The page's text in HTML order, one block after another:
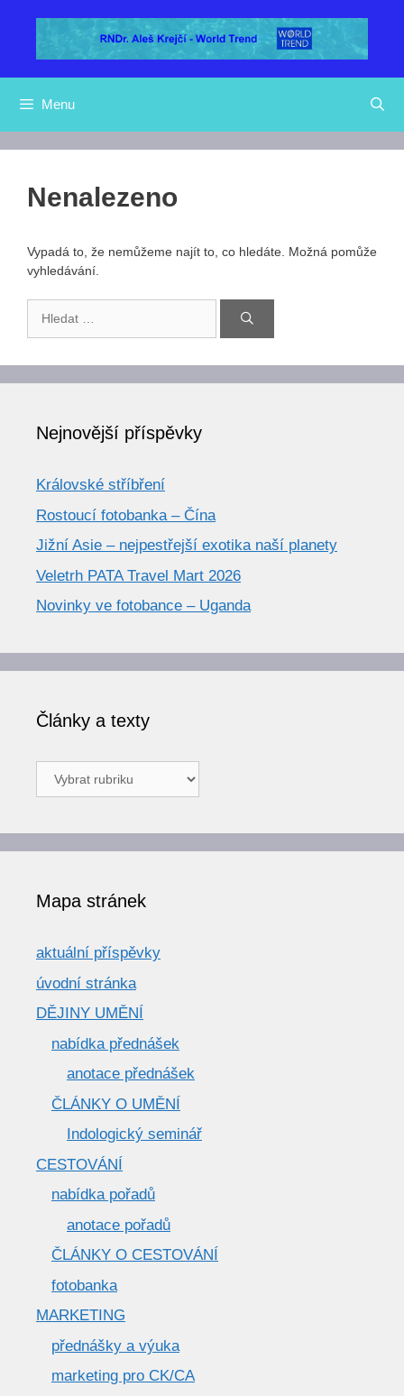
Menu
Nenalezeno
Vypadá to, že nemůžeme najít to, co hledáte. Možná pomůže
vyhledávání.
Nejnovější příspěvky
Královské stříbření
Rostoucí fotobanka – Čína
Jižní Asie – nejpestřejší exotika naší planety
Veletrh PATA Travel Mart 2026
Novinky ve fotobance – Uganda
Články a texty
Články
a
Mapa stránek
aktuální příspěvky
úvodní stránka
DĚJINY UMĚNÍ
nabídka přednášek
anotace přednášek
ČLÁNKY O UMĚNÍ
Indologický seminář
CESTOVÁNÍ
nabídka pořadů
anotace pořadů
ČLÁNKY O CESTOVÁNÍ
fotobanka
MARKETING
přednášky a výuka
marketing pro CK/CA